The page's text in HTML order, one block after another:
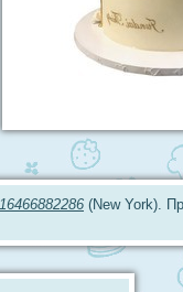
16466882286 (New York).